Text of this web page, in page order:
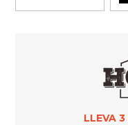
LLEVA 3